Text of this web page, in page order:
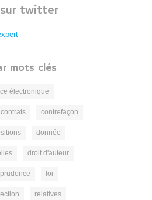
twitter
mots clés
électronique
contrats contrefaçon
donnée
droit d'auteur
loi
relatives